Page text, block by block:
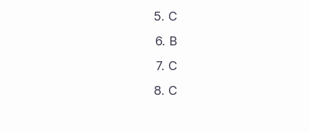
C
B
C
C